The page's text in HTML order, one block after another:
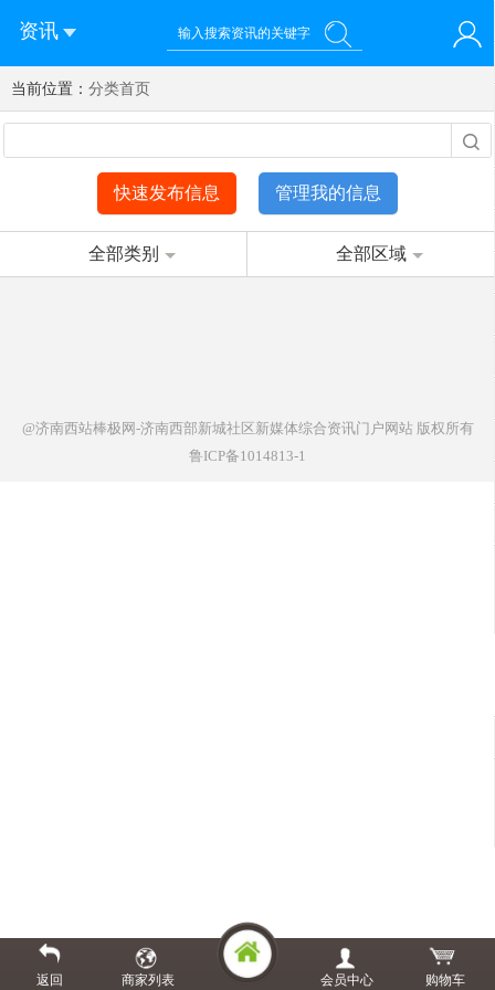
资讯
您好！欢迎来到济南西站棒极网-济南西部新城社区新媒体综
合资讯门户网站
登录 注册 微信快速登录
当前位置： 分类首页
快速发布信息 管理我的信息
全部类别 全部区域
@济南西站棒极网-济南西部新城社区新媒体综合资讯门户网站版权所有
鲁ICP备1014813-1
返回 商家列表 会员中心 购物车